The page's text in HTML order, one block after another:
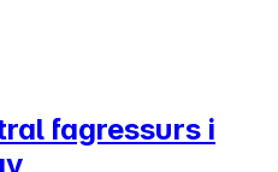
fagressurs i